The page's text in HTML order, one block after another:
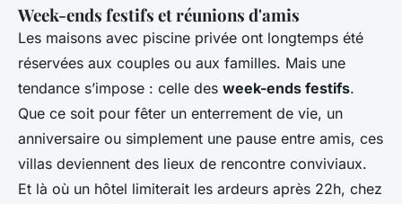
Week-ends festifs et réunions d'amis
Les maisons avec piscine privée ont longtemps été
réservées aux couples ou aux familles. Mais une
tendance s’impose : celle des week-ends festifs.
Que ce soit pour fêter un enterrement de vie, un
anniversaire ou simplement une pause entre amis, ces
villas deviennent des lieux de rencontre conviviaux.
Et là où un hôtel limiterait les ardeurs après 22h, chez